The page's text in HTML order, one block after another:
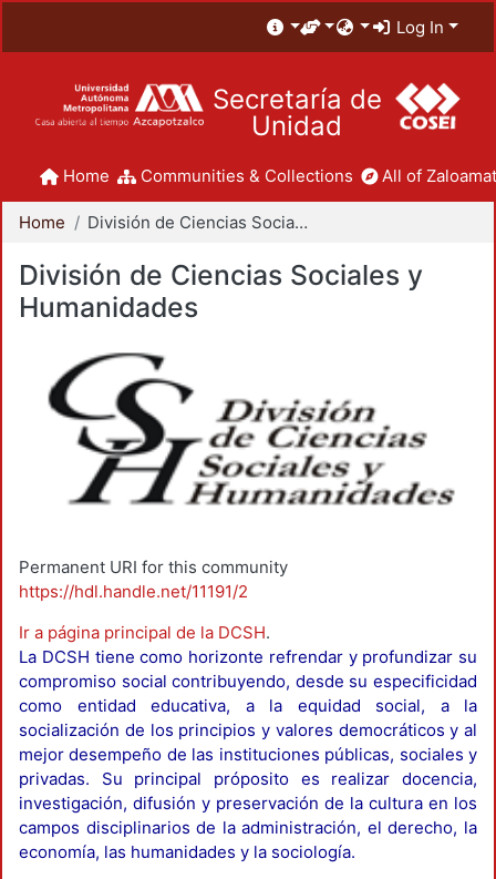
Log In
Secretaría de
Unidad
Home Communities & Collections All of
Home División de Ciencias Sociales y Humanidades
División de Ciencias Sociales y
Humanidades
Permanent URI for this community
https://hdl.handle.net/11191/2
Ir a página principal de la DCSH.
La DCSH tiene como horizonte refrendar y profundizar su
compromiso social contribuyendo, desde su especificidad
como entidad educativa, a la equidad social, a la
socialización de los principios y valores democráticos y al
mejor desempeño de las instituciones públicas, sociales y
privadas. Su principal próposito es realizar docencia,
investigación, difusión y preservación de la cultura en los
campos disciplinarios de la administración, el derecho, la
economía, las humanidades y la sociología.